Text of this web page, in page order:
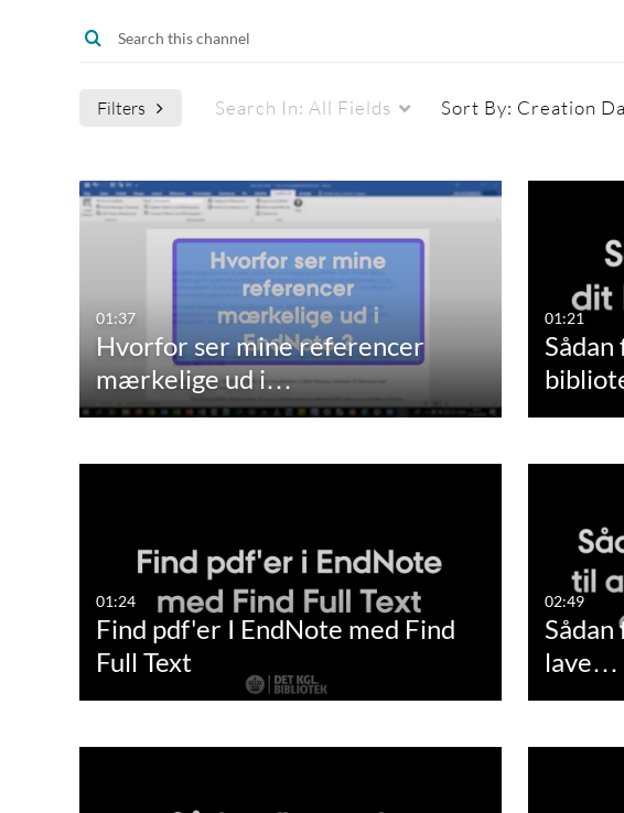
Filters Search In: All Fields Sort By: Creation
01:37
Hvorfor ser mine referencer
mærkelige ud i…
01:21
01:24
Find pdf'er I EndNote med Find
Full Text
02:49
lave…